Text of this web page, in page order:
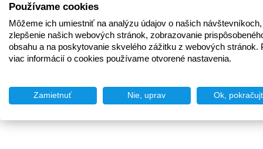
Používame cookies
Môžeme ich umiestniť na analýzu údajov o našich
zlepšenie našich webových stránok, zobrazovanie
obsahu a na poskytovanie skvelého zážitku z webových stránok.
viac informácií o cookies používame otvorené nastavenia.
Zamietnuť Nie, uprav Ok,